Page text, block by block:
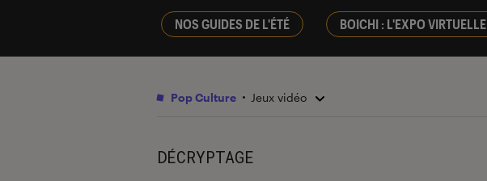
NOS GUIDES DE L'ÉTÉ BOICHI : L'EXPO VIRTUELLE
Pop Culture Jeux vidéo
DÉCRYPTAGE